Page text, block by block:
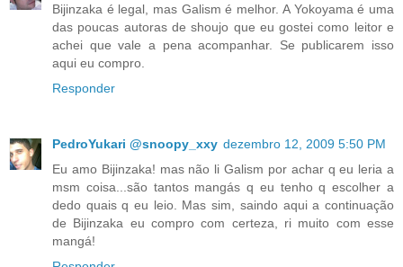
Bijinzaka é legal, mas Galism é melhor. A Yokoyama é uma
das poucas autoras de shoujo que eu gostei como leitor e
achei que vale a pena acompanhar. Se publicarem isso
aqui eu compro.
Responder
PedroYukari @snoopy_xxy dezembro 12, 2009 5:50 PM
Eu amo Bijinzaka! mas não li Galism por achar q eu leria a
msm coisa...são tantos mangás q eu tenho q escolher a
dedo quais q eu leio. Mas sim, saindo aqui a continuação
de Bijinzaka eu compro com certeza, ri muito com esse
mangá!